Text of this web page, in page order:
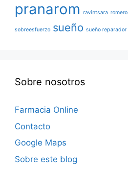
pranarom ravintsara romero
sobreesfuerzo sueño sueño reparador
Sobre nosotros
Farmacia Online
Contacto
Google Maps
Sobre este blog